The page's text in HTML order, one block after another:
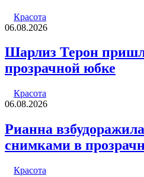
Красота
06.08.2026
Шарлиз Терон
прозрачной юбке
Красота
06.08.2026
Рианна
снимками в
Красота